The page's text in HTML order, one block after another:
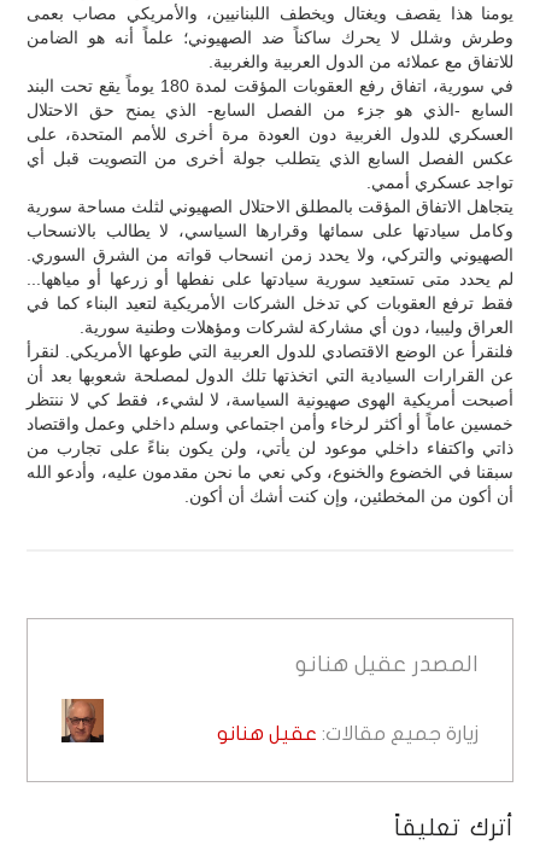
يومنا هذا يقصف ويغتال ويخطف اللبنانيين، والأمريكي مصاب بعمى
وطرش وشلل لا يحرك ساكناً ضد الصهيوني؛ علماً أنه هو الضامن
للاتفاق مع عملائه من الدول العربية والغربية.
في سورية، اتفاق رفع العقوبات المؤقت لمدة 180 يوماً يقع تحت البند
السابع -الذي هو جزء من الفصل السابع- الذي يمنح حق الاحتلال
العسكري للدول الغربية دون العودة مرة أخرى للأمم المتحدة، على
عكس الفصل السابع الذي يتطلب جولة أخرى من التصويت قبل أي
تواجد عسكري أممي.
يتجاهل الاتفاق المؤقت بالمطلق الاحتلال الصهيوني لثلث مساحة سورية
وكامل سيادتها على سمائها وقرارها السياسي، لا يطالب بالانسحاب
الصهيوني والتركي، ولا يحدد زمن انسحاب قواته من الشرق السوري.
لم يحدد متى تستعيد سورية سيادتها على نفطها أو زرعها أو مياهها...
فقط ترفع العقوبات كي تدخل الشركات الأمريكية لتعيد البناء كما في
العراق وليبيا، دون أي مشاركة لشركات ومؤهلات وطنية سورية.
فلنقرأ عن الوضع الاقتصادي للدول العربية التي طوعها الأمريكي. لنقرأ
عن القرارات السيادية التي اتخذتها تلك الدول لمصلحة شعوبها بعد أن
أصبحت أمريكية الهوى صهيونية السياسة، لا لشيء، فقط كي لا ننتظر
خمسين عاماً أو أكثر لرخاء وأمن اجتماعي وسلم داخلي وعمل واقتصاد
ذاتي واكتفاء داخلي موعود لن يأتي، ولن يكون بناءً على تجارب من
سبقنا في الخضوع والخنوع، وكي نعي ما نحن مقدمون عليه، وأدعو الله
أن أكون من المخطئين، وإن كنت أشك أن أكون.
المصدر عقيل هنانو
زيارة جميع مقالات: عقيل هنانو
أترك تعليقاً